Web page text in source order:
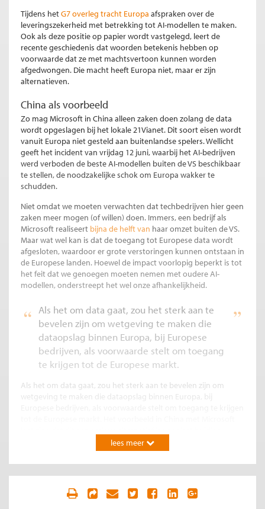
Tijdens hetG7 overleg tracht Europa afspraken over de
leveringszekerheid met betrekking tot AI-modellen te maken.
Ook als deze positie op papier wordt vastgelegd, leert de
recente geschiedenis dat woorden betekenis hebben op
voorwaarde dat ze met machtsvertoon kunnen worden
afgedwongen. Die macht heeft Europa niet, maar er zijn
alternatieven.
China als voorbeeld
Zo mag Microsoft in China alleen zaken doen zolang de data
wordt opgeslagen bij het lokale 21Vianet. Dit soort eisen wordt
vanuit Europa niet gesteld aan buitenlandse spelers. Wellicht
geeft het incident van vrijdag 12 juni, waarbij het AI-bedrijven
werd verboden de beste AI-modellen buiten de VS beschikbaar
te stellen, de noodzakelijke schok om Europa wakker te
schudden.
Niet omdat we moeten verwachten dat techbedrijven hier geen
zaken meer mogen (of willen) doen. Immers, een bedrijf als
Microsoft realiseert bijna de helft van haar omzet buiten de VS.
Maar wat wel kan is dat de toegang tot Europese data wordt
afgesloten, waardoor er grote verstoringen kunnen ontstaan in
de Europese landen. Hoewel de impact voorlopig beperkt is tot
het feit dat we genoegen moeten nemen met oudere AI-
modellen, onderstreept het wel onze afhankelijkheid.
Als het om data gaat, zou het sterk aan te
bevelen zijn om wetgeving te maken die
dataopslag binnen Europa, bij Europese
bedrijven, als voorwaarde stelt om toegang
te krijgen tot de Europese markt.
Als het om data gaat, zou het sterk aan te bevelen zijn om
wetgeving te maken die dataopslag binnen Europa, bij
systeem. Het systeem van nu kan alleen bestaan als we mogen
veronderstellen dat data niet als politiek wapen wordt gebruikt
en het is naïef om aan te nemen dat we nog onder zo’n
gesternte leven.
Prikkel voor stimuleren eigen technologie
lees meer